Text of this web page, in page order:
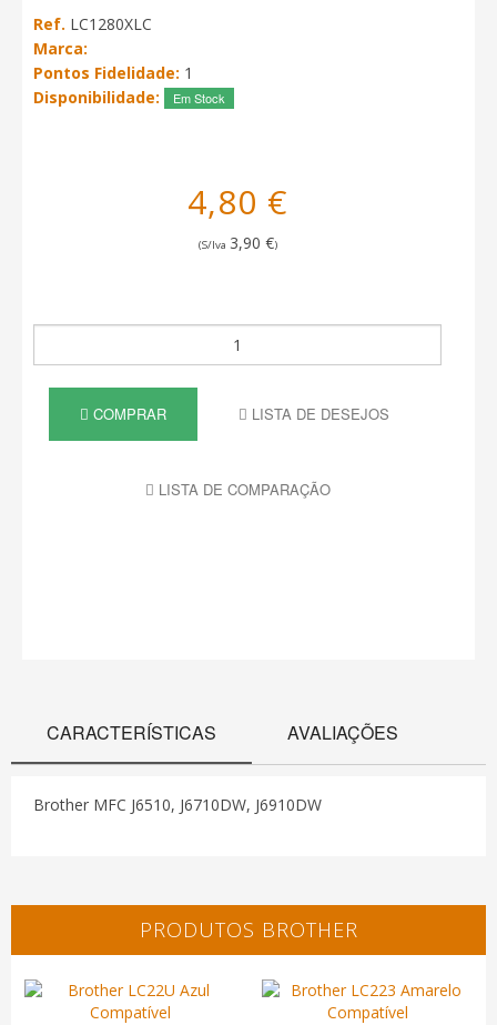
Ref. LC1280XLC
Marca:
Pontos Fidelidade: 1
Disponibilidade:
Em Stock
4,80 €
(S/Iva 3,90 €)
COMPRAR LISTA DE DESEJOS
LISTA DE COMPARAÇÃO
CARACTERÍSTICAS AVALIAÇÕES
Brother MFC J6510, J6710DW, J6910DW
PRODUTOS BROTHER